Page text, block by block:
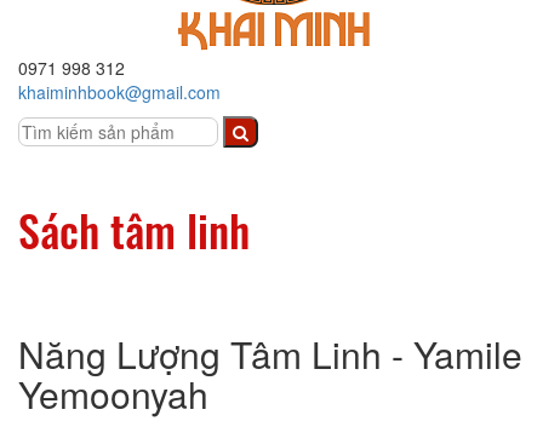
0971 998 312
khaiminhbook@gmail.com
Sách tâm linh
Năng Lượng Tâm Linh - Yamile
Yemoonyah